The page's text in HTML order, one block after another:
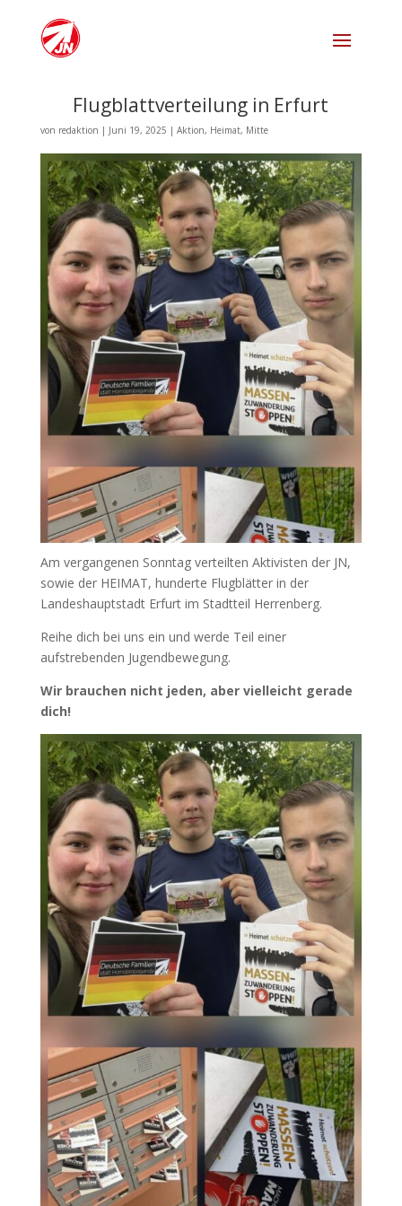
Flugblattverteilung in Erfurt
von redaktion | Juni 19, 2025 | Aktion, Heimat, Mitte
Am vergangenen Sonntag verteilten Aktivisten der JN,
sowie der HEIMAT, hunderte Flugblätter in der
Landeshauptstadt Erfurt im Stadtteil Herrenberg.
Reihe dich bei uns ein und werde Teil einer
aufstrebenden Jugendbewegung.
Wir brauchen nicht jeden, aber vielleicht gerade
dich!